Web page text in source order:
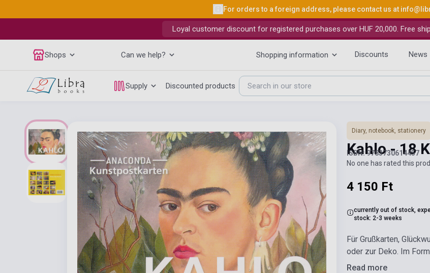
For orders to a foreign address, please contact us at
Loyal customer discount for registered purchases over HUF 20,000. Free
Shops Can we help? Shopping information Discounts News
Supply Discounted products
Diary, notebook, stationery
Kahlo - 18
ISBN: 9783730614457
No one has rated this
4 150 Ft
currently out of stock,
stock: 2-3 weeks
Für Grußkarten,
oder zur Deko. Im
Read more